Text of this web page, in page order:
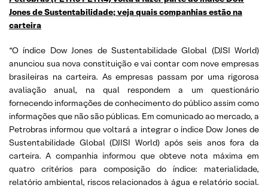
Jones de Sustentabilidade; veja quais companhias estão na
carteira
“O índice Dow Jones de Sustentabilidade Global (DJSI World)
anunciou sua nova constituição e vai contar com nove empresas
brasileiras na carteira. As empresas passam por uma rigorosa
avaliação anual, na qual respondem a um questionário
fornecendo informações de conhecimento do público assim como
informações que não são públicas. Em comunicado ao mercado, a
Petrobras informou que voltará a integrar o índice Dow Jones de
Sustentabilidade Global (DJISI World) após seis anos fora da
carteira. A companhia informou que obteve nota máxima em
quatro critérios para composição do índice: materialidade,
relatório ambiental, riscos relacionados à água e relatório social.